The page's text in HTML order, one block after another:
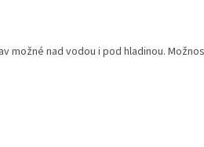
možné nad vodou i pod hladinou.